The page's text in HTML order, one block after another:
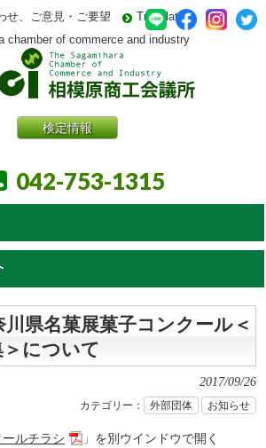
chamber of commerce and industry
せ、ご意見・ご要望 Translate
検定情報
042-753-1315
川県名菓展菓子コンクール＜
について
2017/09/26
カテゴリー： 外部団体 お知らせ
ルチラシ 」を別ウインドウで開く